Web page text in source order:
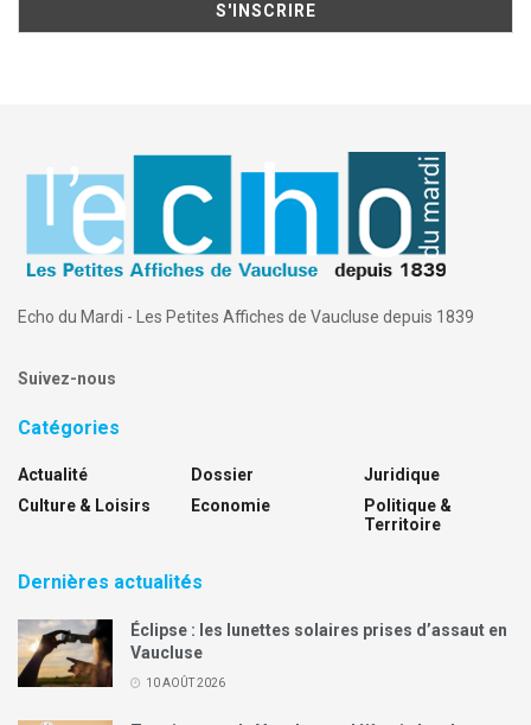
Echo du Mardi - Les Petites Affiches de Vaucluse depuis 1839
Suivez-nous
Catégories
Actualité
Culture & Loisirs
Dossier
Economie
Juridique
Politique &
Territoire
Dernières actualités
Éclipse : les lunettes solaires prises d’assaut en
Vaucluse
10 AOÛT 2026